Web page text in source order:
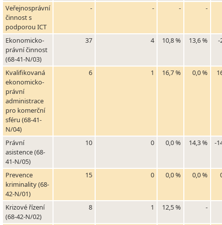
Veřejnosprávní
činnost s
podporou ICT
- - - -
Ekonomicko-
právní činnost
(68-41-N/03)
37 4 10,8 % 13,6 % -
Kvalifikovaná
ekonomicko-
právní
administrace
pro komerční
sféru (68-41-
N/04)
6 1 16,7 % 0,0 %
Právní
asistence (68-
41-N/05)
10 0 0,0 % 14,3 % -
Prevence
kriminality (68-
42-N/01)
15 0 0,0 % 0,0 %
Krizové řízení
(68-42-N/02)
8 1 12,5 % -